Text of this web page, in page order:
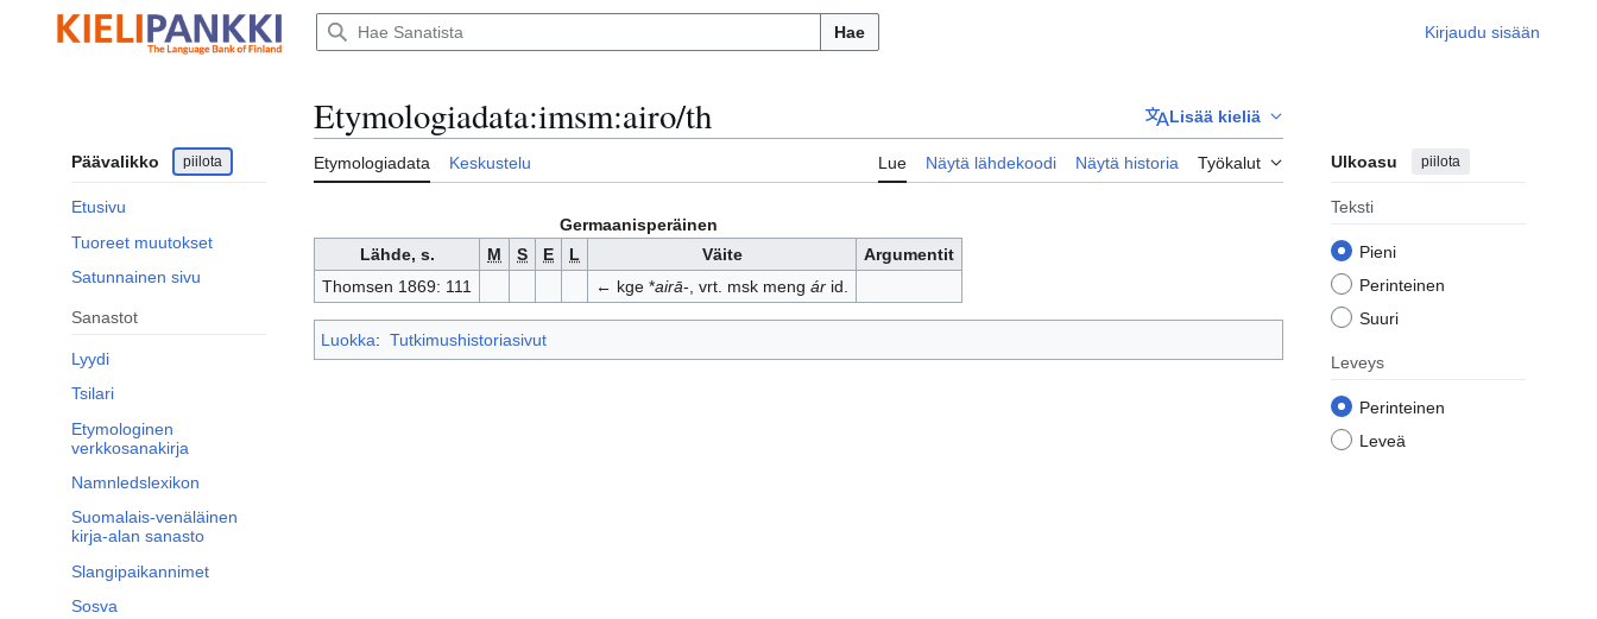
sisältöön
Hae Kirjaudu sisään
Päävalikko piilota
Etusivu
Tuoreet muutokset
Satunnainen sivu
Sanastot
Lyydi
Tsilari
Etymologinen
verkkosanakirja
Namnledslexikon
Suomalais-venäläinen
kirja-alan sanasto
Slangipaikannimet
Sosva
Etymologiadata:imsm:airo/th Lisää kieliä
Etymologiadata Keskustelu Lue Näytä lähdekoodi Näytä historia Työkalut Ulkoasu piilota
Teksti
Pieni
Perinteinen
Suuri
Leveys
Perinteinen
Leveä
Germaanisperäinen
Lähde, s.
M S E L Väite
Argumentit
Thomsen 1869: 111
← kge *airā-, vrt. msk meng árid.
Luokka: Tutkimushistoriasivut